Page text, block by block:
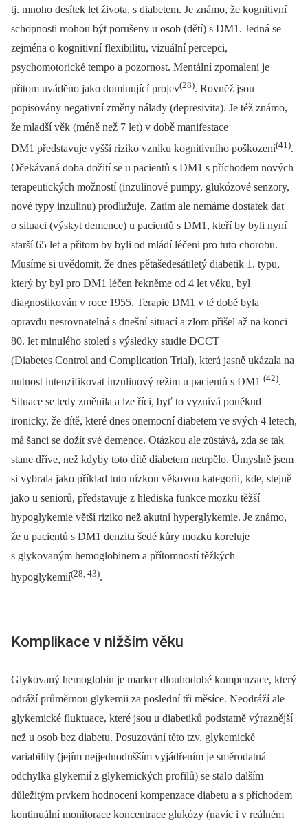
tj. mnoho desítek let života, s diabetem. Je známo, že kognitivní
schopnosti mohou být porušeny u osob (dětí) s DM1. Jedná se
zejména o kognitivní flexibilitu, vizuální percepci,
psychomotorické tempo a pozornost. Mentální zpomalení je
přitom uváděno jako dominující projev(28). Rovněž jsou
popisovány negativní změny nálady (depresivita). Je též známo,
že mladší věk (méně než 7 let) v době manifestace
DM1 představuje vyšší riziko vzniku kognitivního poškození(41).
Očekávaná doba dožití se u pacientů s DM1 s příchodem nových
terapeutických možností (inzulinové pumpy, glukózové senzory,
nové typy inzulinu) prodlužuje. Zatím ale nemáme dostatek dat
o situaci (výskyt demence) u pacientů s DM1, kteří by byli nyní
starší 65 let a přitom by byli od mládí léčeni pro tuto chorobu.
Musíme si uvědomit, že dnes pětašedesátiletý diabetik 1. typu,
který by byl pro DM1 léčen řekněme od 4 let věku, byl
diagnostikován v roce 1955. Terapie DM1 v té době byla
opravdu nesrovnatelná s dnešní situací a zlom přišel až na konci
80. let minulého století s výsledky studie DCCT
(Diabetes Control and Complication Trial), která jasně ukázala na
nutnost intenzifikovat inzulinový režim u pacientů s DM1 (42).
Situace se tedy změnila a lze říci, byť to vyznívá poněkud
ironicky, že dítě, které dnes onemocní diabetem ve svých 4 letech,
má šanci se dožít své demence. Otázkou ale zůstává, zda se tak
stane dříve, než kdyby toto dítě diabetem netrpělo. Úmyslně jsem
si vybrala jako příklad tuto nízkou věkovou kategorii, kde, stejně
jako u seniorů, představuje z hlediska funkce mozku těžší
hypoglykemie větší riziko než akutní hyperglykemie. Je známo,
že u pacientů s DM1 denzita šedé kůry mozku koreluje
s glykovaným hemoglobinem a přítomností těžkých
hypoglykemií(28, 43).
Komplikace v nižším věku
Glykovaný hemoglobin je marker dlouhodobé kompenzace, který
odráží průměrnou glykemii za poslední tři měsíce. Neodráží ale
glykemické fluktuace, které jsou u diabetiků podstatně výraznější
než u osob bez diabetu. Posuzování této tzv. glykemické
variability (jejím nejjednodušším vyjádřením je směrodatná
odchylka glykemií z glykemických profilů) se stalo dalším
důležitým prvkem hodnocení kompenzace diabetu a s příchodem
kontinuální monitorace koncentrace glukózy (navíc i v reálném